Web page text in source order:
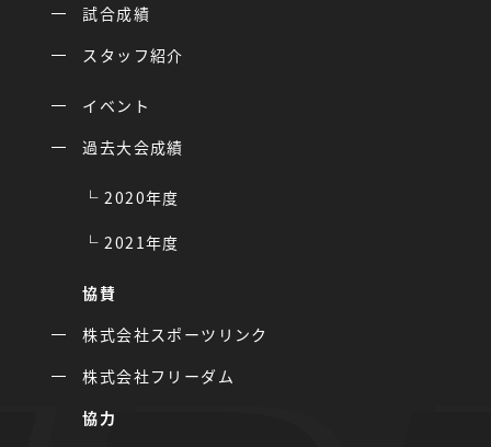
試合成績
スタッフ紹介
イベント
過去大会成績
2020年度
2021年度
協賛
株式会社スポーツリンク
株式会社フリーダム
協力